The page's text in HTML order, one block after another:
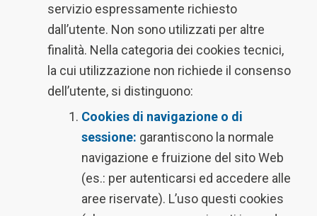
servizio espressamente richiesto
dall’utente. Non sono utilizzati per altre
finalità. Nella categoria dei cookies tecnici,
la cui utilizzazione non richiede il consenso
dell’utente, si distinguono:
Cookies di navigazione o di
sessione: garantiscono la normale
navigazione e fruizione del sito Web
(es.: per autenticarsi ed accedere alle
aree riservate). L’uso questi cookies